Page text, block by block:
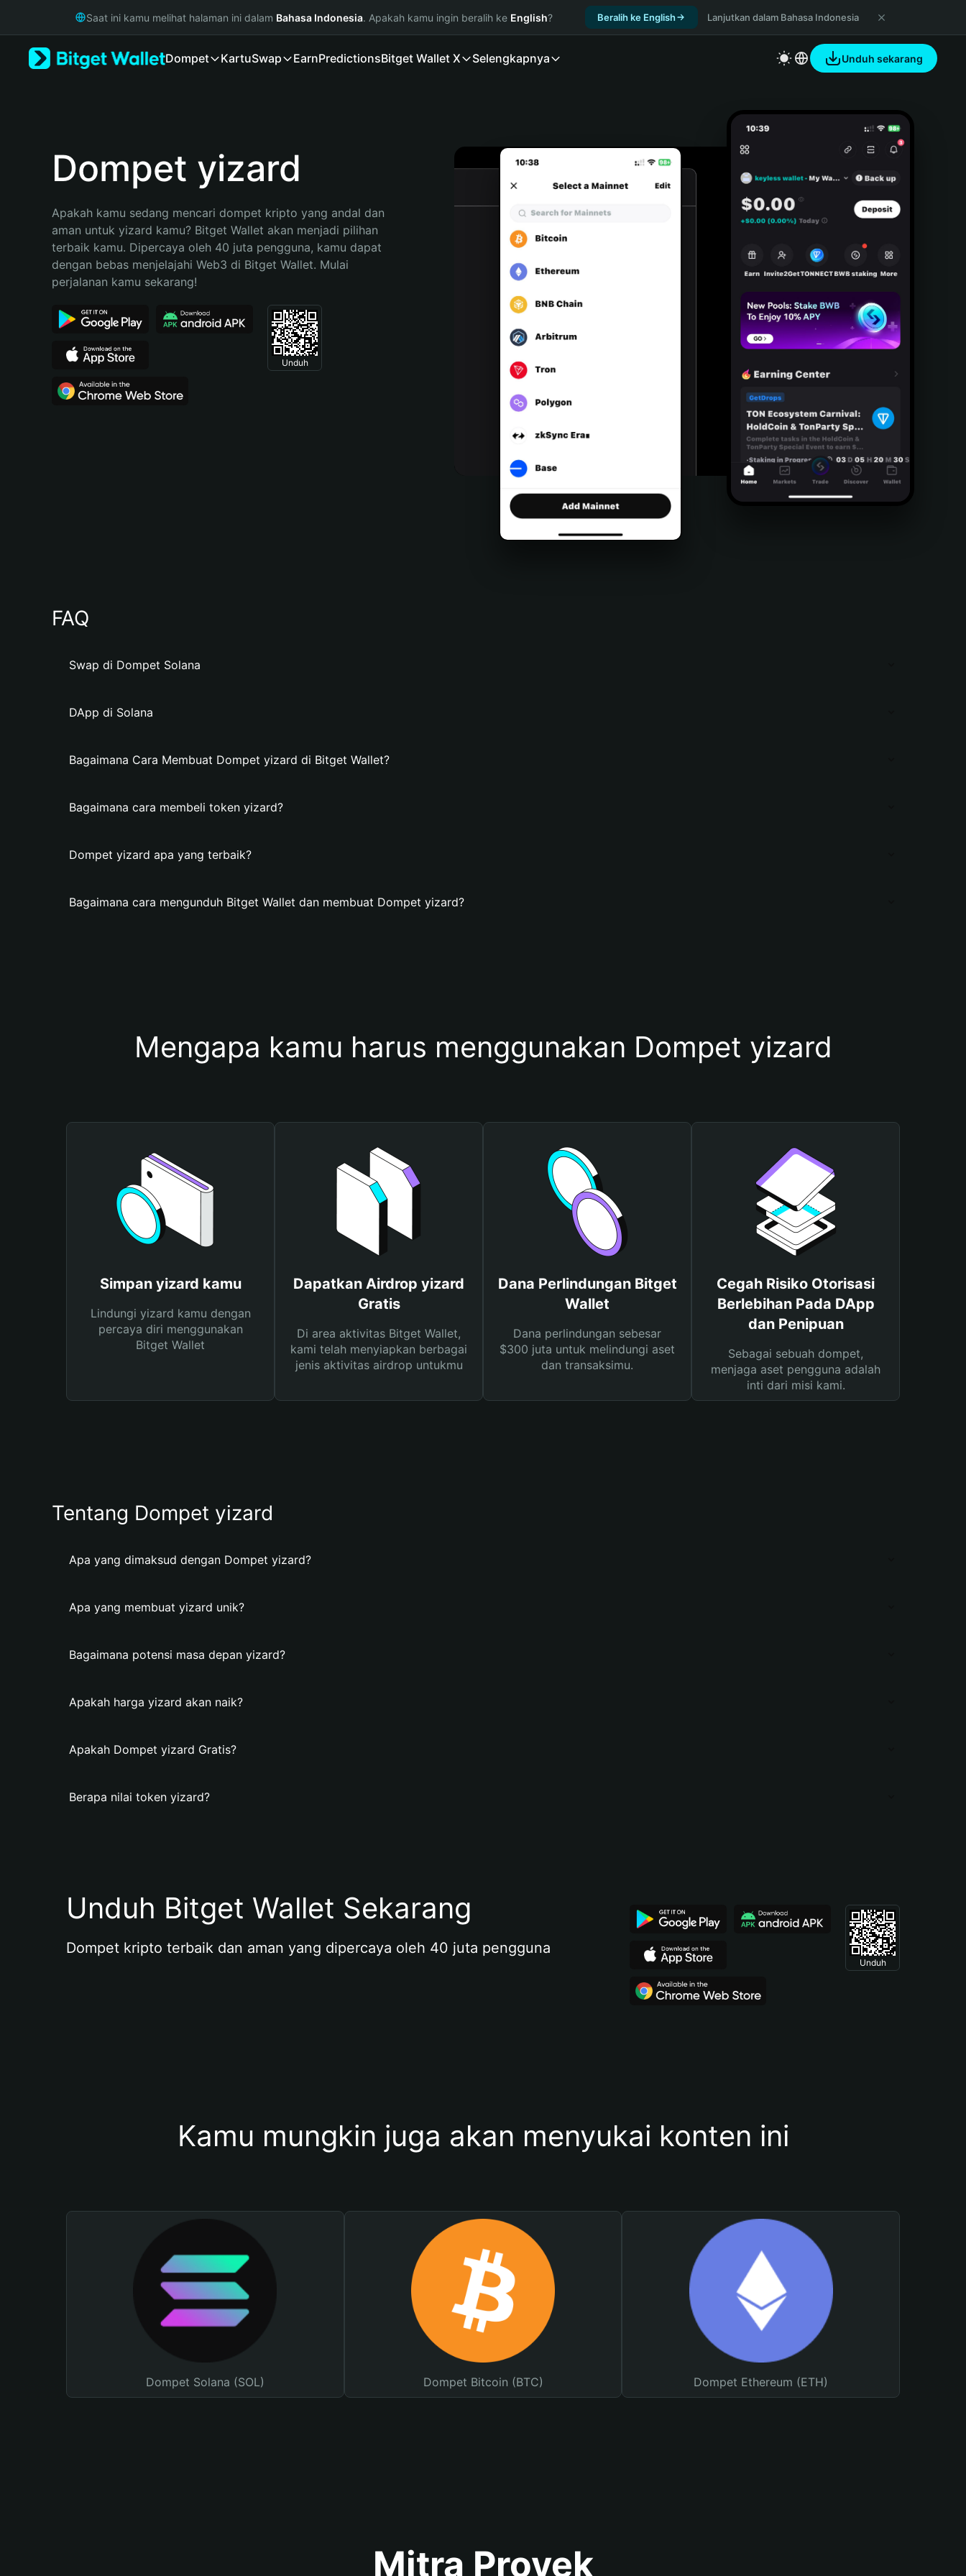
Русский
Bahasa Indonesia
Español (Argentina)
Saat ini kamu melihat halaman ini dalam Bahasa Indonesia. Apakah kamu ingin beralih ke English? Beralih ke English Lanjutkan dalam Bahasa Indonesia
Dompet KartuSwap EarnPredictionsBitget Wallet X Selengkapnya Unduh sekarang
Dompet yizard
Apakah kamu sedang mencari dompet kripto yang andal dan
aman untuk yizard kamu? Bitget Wallet akan menjadi pilihan
terbaik kamu. Dipercaya oleh 40 juta pengguna, kamu dapat
dengan bebas menjelajahi Web3 di Bitget Wallet. Mulai
perjalanan kamu sekarang!
Unduh
FAQ
Swap di Dompet Solana
DApp di Solana
Bagaimana Cara Membuat Dompet yizard di Bitget Wallet?
Bagaimana cara membeli token yizard?
Dompet yizard apa yang terbaik?
Bagaimana cara mengunduh Bitget Wallet dan membuat Dompet yizard?
Mengapa kamu harus menggunakan Dompet yizard
Simpan yizard kamu
Lindungi yizard kamu dengan
percaya diri menggunakan
Bitget Wallet
Dapatkan Airdrop yizard
Gratis
Di area aktivitas Bitget Wallet,
kami telah menyiapkan berbagai
jenis aktivitas airdrop untukmu
Dana Perlindungan Bitget
Wallet
Dana perlindungan sebesar
$300 juta untuk melindungi aset
dan transaksimu.
Cegah Risiko Otorisasi
Berlebihan Pada DApp
dan Penipuan
Sebagai sebuah dompet,
menjaga aset pengguna adalah
inti dari misi kami.
Tentang Dompet yizard
Apa yang dimaksud dengan Dompet yizard?
Apa yang membuat yizard unik?
Bagaimana potensi masa depan yizard?
Apakah harga yizard akan naik?
Apakah Dompet yizard Gratis?
Berapa nilai token yizard?
Unduh Bitget Wallet Sekarang
Dompet kripto terbaik dan aman yang dipercaya oleh 40 juta pengguna
Unduh
Kamu mungkin juga akan menyukai konten ini
Dompet Solana (SOL) Dompet Bitcoin (BTC) Dompet Ethereum (ETH)
Mitra Proyek